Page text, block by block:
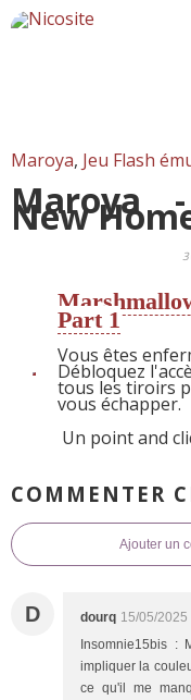
Maroya, Jeu Flash
Maroya
New
Part 1
Vous êtes
Débloquez
tous les tiroirs
vous échapper.
Un point and
COMMENTER
Ajouter un
D dourq 15/05/2025
Insomnie15bis :
impliquer la
ce qu'il me